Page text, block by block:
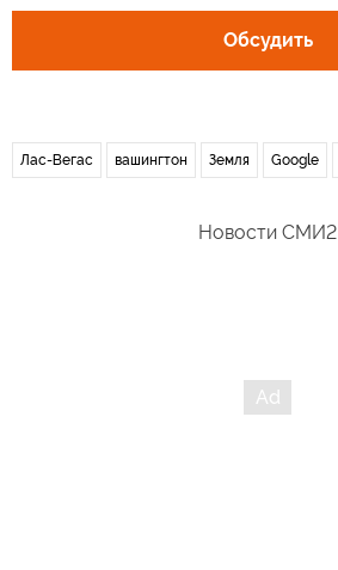
Обсудить
Лас-Вегас вашингтон Земля Google
Новости СМИ2